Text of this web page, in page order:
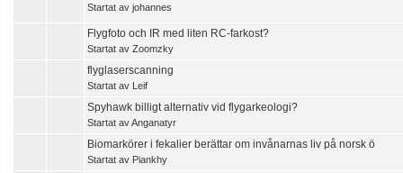
Startat av johannes
Flygfoto och IR med liten RC-farkost?
Startat av Zoomzky
flyglaserscanning
Startat av Leif
Spyhawk billigt alternativ vid flygarkeologi?
Startat avAnganatyr
Biomarkörer i fekalier berättar om invånarnas liv på norsk ö
Startat av Piankhy